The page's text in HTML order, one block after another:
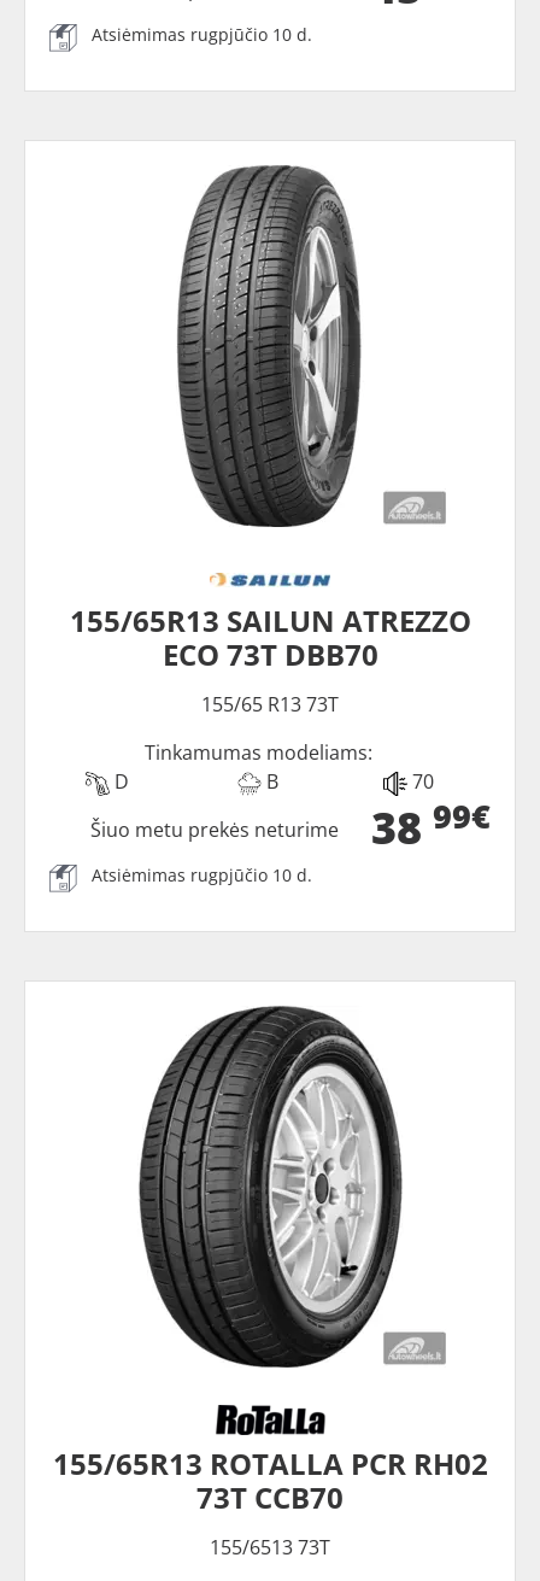
Atsiėmimas rugpjūčio 10 d.
155/65R13 SAILUN ATREZZO
ECO 73T DBB70
155/65 R13 73T
Tinkamumas modeliams:
D
B 70
38 99€
Šiuo metu prekės neturime
Atsiėmimas rugpjūčio 10 d.
155/65R13 ROTALLA PCR RH02
73T CCB70
155/6513 73T